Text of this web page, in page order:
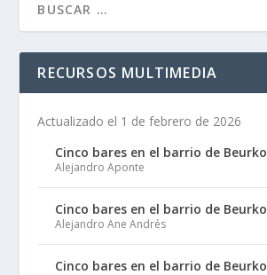
RECURSOS MULTIMEDIA
Actualizado el 1 de febrero de 2026
Cinco bares en el barrio de Beurko
Alejandro Aponte
Cinco bares en el barrio de Beurko
Alejandro Ane Andrés
Cinco bares en el barrio de Beurko